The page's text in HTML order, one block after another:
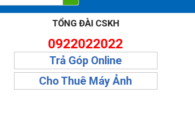
TỔNG ĐÀI CSKH
0922022022
Trả Góp Online
Cho Thuê Máy Ảnh